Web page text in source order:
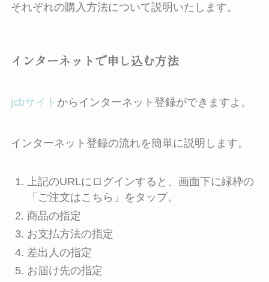
それぞれの購入方法について説明いたします。
インターネットで申し込む方法
jcbサイト からインターネット登録ができますよ。
インターネット登録の流れを簡単に説明します。
上記のURLにログインすると、画面下に緑枠の
「ご注文はこちら」をタップ。
商品の指定
お支払方法の指定
差出人の指定
お届け先の指定